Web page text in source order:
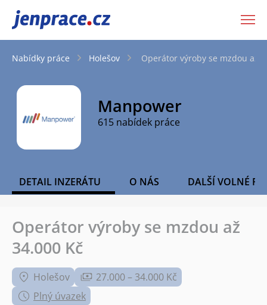
JenPráce.cz
Nabídky práce Holešov Operátor výroby se mzdou až
Manpower
615 nabídek práce
DETAIL INZERÁTU O NÁS DALŠÍ VOLNÉ
Operátor výroby se mzdou až
34.000 Kč
Holešov
27.000 – 34.000 Kč
Plný úvazek